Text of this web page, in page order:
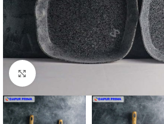
Click to enlarge